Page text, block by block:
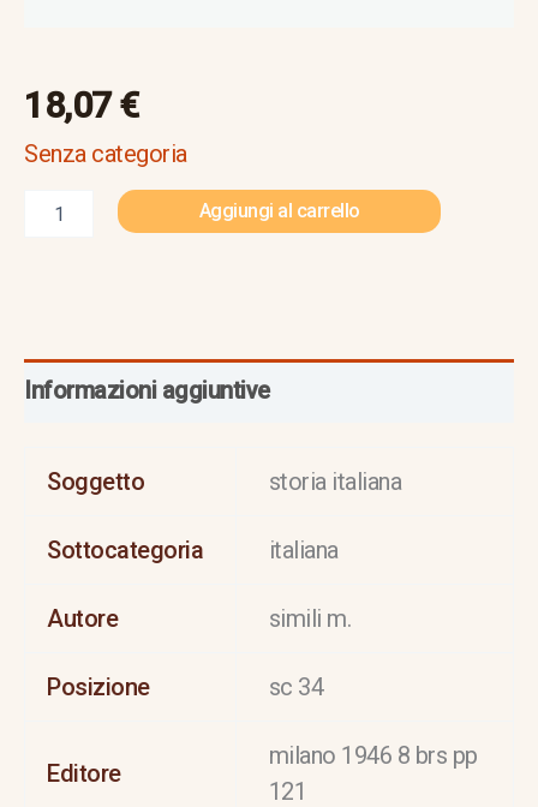
18,07€
Senza categoria
Aggiungi al carrello
Informazioni aggiuntive
Soggetto storia italiana
Sottocategoria italiana
Autore simili m.
Posizione sc 34
Editore
milano 1946 8 brs pp
121